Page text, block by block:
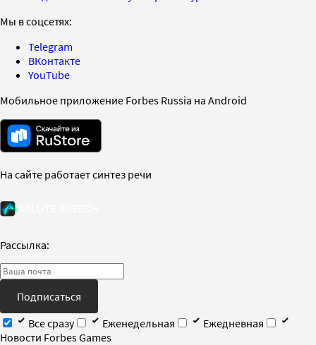
Мы в соцсетях:
Telegram
ВКонтакте
YouTube
Мобильное приложение Forbes Russia на Android
На сайте работает синтез речи
Рассылка:
Подписаться
Все сразу
Еженедельная
Ежедневная
Новости Forbes Games